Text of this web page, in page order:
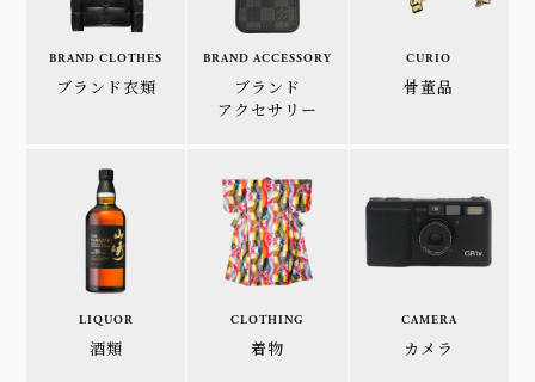
BRAND CLOTHES
ブランド衣類
BRAND ACCESSORY
ブランド
アクセサリー
CURIO
骨董品
LIQUOR
酒類
CLOTHING
着物
CAMERA
カメラ